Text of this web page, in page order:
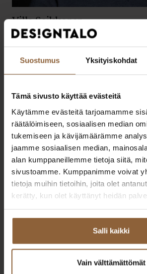
Suostumus Yksityiskohdat
Tämä sivusto käyttää evästeitä
Käytämme evästeitä tarjoamamme
räätälöimiseen, sosiaalisen median
tukemiseen ja kävijämäärämme
jaamme sosiaalisen median,
alan kumppaneillemme tietoja siitä,
sivustoamme. Kumppanimme voivat
tietoja muihin tietoihin, joita olet
kerätty, kun olet käyttänyt heidän
Salli kaikki
Vain välttämättömät
Ville Saikkonen